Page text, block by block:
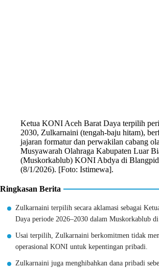
Ketua KONI Aceh Barat Daya terpilih
2030, Zulkarnaini (tengah-baju hitam),
jajaran formatur dan perwakilan cabang
Musyawarah Olahraga Kabupaten Luar
(Muskorkablub) KONI Abdya di
(8/1/2026). [Foto: Istimewa].
Ringkasan Berita
Zulkarnaini terpilih secara aklamasi sebagai
Daya periode 2026–2030 dalam Muskorkablub
Usai terpilih, Zulkarnaini berkomitmen tidak
operasional KONI untuk kepentingan pribadi.
Zulkarnaini juga menghibahkan dana pribadi